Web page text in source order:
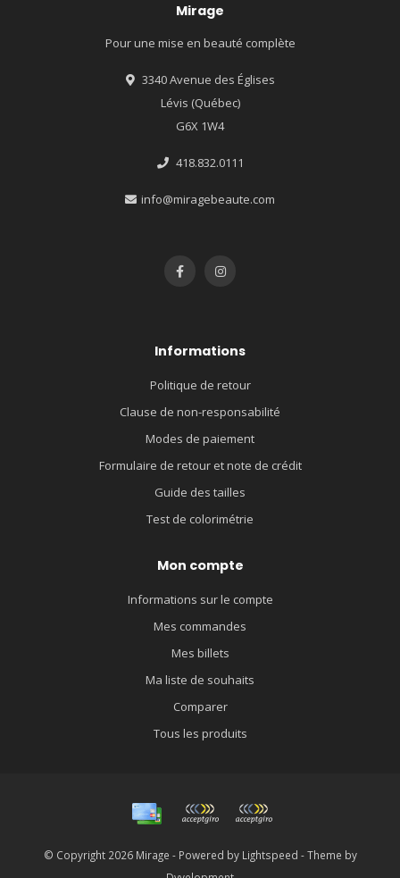
Mirage
Pour une mise en beauté complète
3340 Avenue des Églises
Lévis (Québec)
G6X 1W4
418.832.0111
info@miragebeaute.com
Informations
Politique de retour
Clause de non-responsabilité
Modes de paiement
Formulaire de retour et note de crédit
Guide des tailles
Test de colorimétrie
Mon compte
Informations sur le compte
Mes commandes
Mes billets
Ma liste de souhaits
Comparer
Tous les produits
© Copyright 2026 Mirage - Powered by Lightspeed - Theme by